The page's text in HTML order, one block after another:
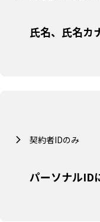
氏名、氏名カ
契約者IDのみ
パーソナルID